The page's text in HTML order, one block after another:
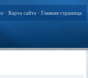
• Карта сайта • Главная страница